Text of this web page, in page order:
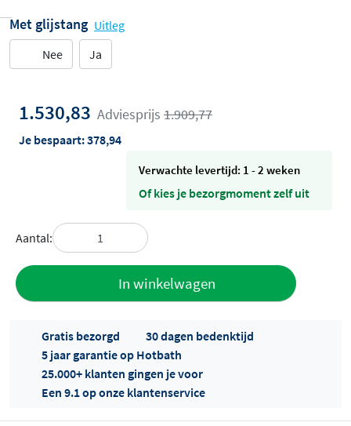
Met glijstang Uitleg
Nee
Ja
1.530,83 Adviesprijs 1.909,77
Je bespaart:378,94
Verwachte levertijd: 1 - 2 weken
Of kies je bezorgmoment zelf uit
Aantal:
In winkelwagen
Gratis bezorgd
30 dagen bedenktijd
5 jaar garantie op Hotbath
25.000+ klanten gingen je voor
Een 9.1 op onze klantenservice